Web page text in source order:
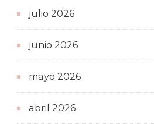
julio 2026
junio 2026
mayo 2026
abril 2026